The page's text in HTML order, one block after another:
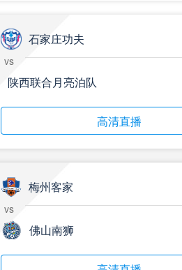
标签
05月23日 苏州东吴vs上海海港 全场录像
标签
比赛录像
05月23日 广西平果vs成都蓉城 全场录像
成都蓉城
标签
05月22日 石家庄功夫vs北京国安 全场录像
标签
比赛录像
05月22日 水晶宫vs狼队 全场录像回放
石家庄功夫
vs
陕西联合月亮泊队
高清直播
梅州客家
vs
佛山南狮